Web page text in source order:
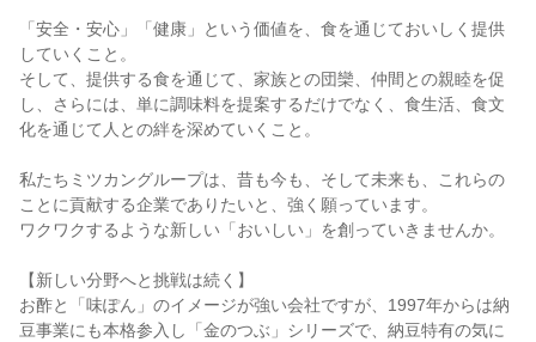
「安全・安心」「健康」という価値を、食を通じておいしく提供
していくこと。
そして、提供する食を通じて、家族との団欒、仲間との親睦を促
し、さらには、単に調味料を提案するだけでなく、食生活、食文
化を通じて人との絆を深めていくこと。
私たちミツカングループは、昔も今も、そして未来も、これらの
ことに貢献する企業でありたいと、強く願っています。
ワクワクするような新しい「おいしい」を創っていきませんか。
【新しい分野へと挑戦は続く】
お酢と「味ぽん」のイメージが強い会社ですが、1997年からは納
豆事業にも本格参入し「金のつぶ」シリーズで、納豆特有の気に